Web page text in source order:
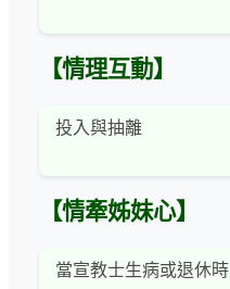
【情理互動】
投入與抽離
【情牽姊妹心】
當宣教士生病或退休時